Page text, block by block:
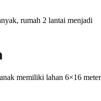
rumah 2 lantai menjadi
memiliki lahan 6×16 meter